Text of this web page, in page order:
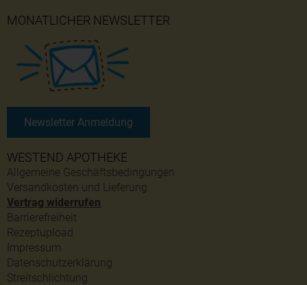
WESTEND APOTHEKE
Allgemeine Geschäftsbedingungen
Versandkosten und Lieferung
Vertrag widerrufen
Barrierefreiheit
Rezeptupload
Impressum
Datenschutzerklärung
Streitschlichtung
MONATLICHER NEWSLETTER
Newsletter Anmeldung